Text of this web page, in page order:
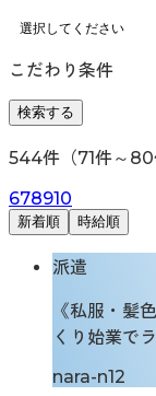
こだわり条件
検索する
544件（71件～ 80
678910
新着順 時給順
派遣
《私服・髪
くり始業で
nara-n12